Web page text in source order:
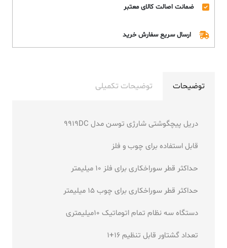
ضمانت اصالت کالای معتبر
ارسال سریع سفارش خرید
توضیحات توضیحات تکمیلی
دریل پیچگوشتی شارژی توسن مدل 9919DC
قابل استفاده برای چوب و فلز
حداکثر قطر سوراخکاری برای فلز 10 میلیمتر
حداکثر قطر سوراخکاری برای چوب 15 میلیمتر
دستگاه سه نظام تمام اتوماتیک 10میلیمتری
تعداد گشتاور قابل تنظیم 16+1